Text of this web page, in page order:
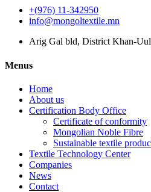
+(976) 11-342950
info@mongoltextile.mn
Arig Gal bld, District Khan-
Menus
Home
About us
Certification Body Office
Certificate of conformity
Mongolian Noble Fibre
Sustainable textile
Textile Technology Center
Companies
News
Contact